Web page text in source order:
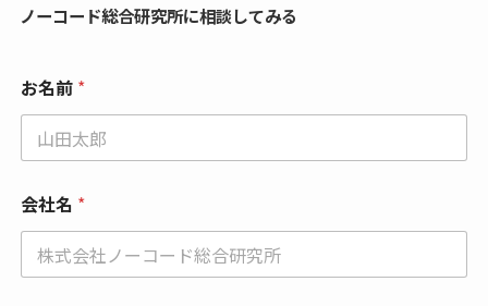
ノーコード総合研究所に相談してみる
お名前 *
会社名 *